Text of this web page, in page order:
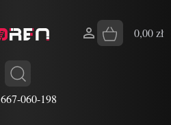
667-060-198
0,00 zł
